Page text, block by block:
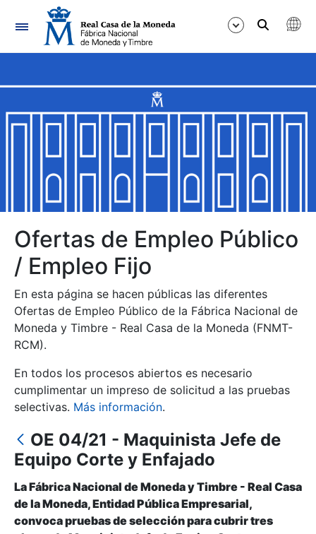
Navegación
Mostrar/Ocultar
Mostrar/Ocultar
Mostrar/Ocultar
Mostrar/Ocultar
Mostrar/Ocultar
Mostrar/Ocultar
Ofertas de Empleo Público
/ Empleo Fijo
En esta página se hacen públicas las diferentes
Ofertas de Empleo Público de la Fábrica Nacional de
Moneda y Timbre - Real Casa de la Moneda (FNMT-
RCM).
En todos los procesos abiertos es necesario
cumplimentar un impreso de solicitud a las pruebas
selectivas. Más información.
OE 04/21 - Maquinista Jefe de
Equipo Corte y Enfajado
La Fábrica Nacional de Moneda y Timbre - Real Casa
de la Moneda, Entidad Pública Empresarial,
convoca pruebas de selección para cubrir tres